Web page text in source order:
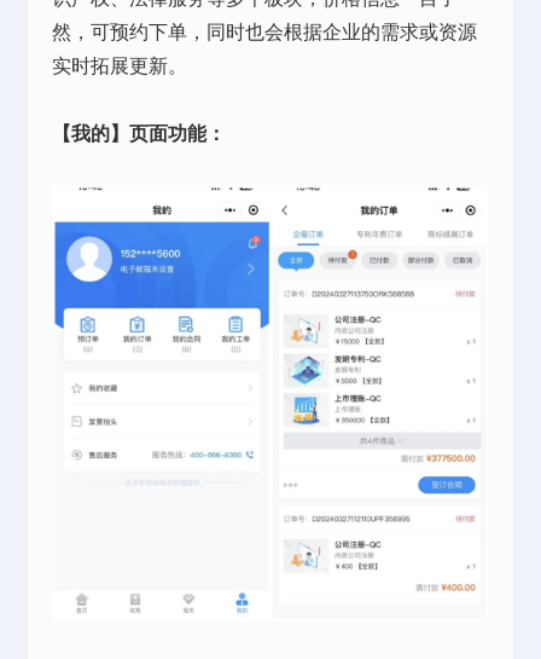
然，可预约下单，同时也会根据企业的需求或资源
实时拓展更新。
【我的】页面功能：